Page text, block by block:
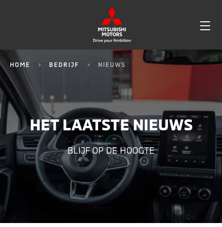
HOME BEDRIJF NIEUWS
HET LAATSTE NIEUWS
BLIJF OP DE HOOGTE